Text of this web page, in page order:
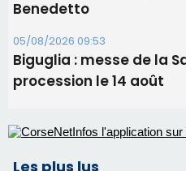
06/08/2026 15:04
Benedetto
05/08/2026 09:53
procession le 14 août